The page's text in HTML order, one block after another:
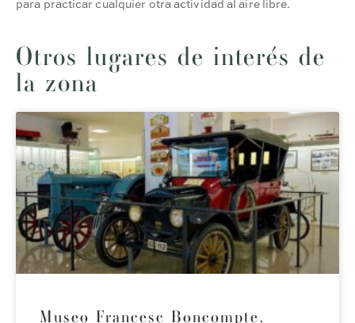
Otros lugares de interés de
la zona
Museo Francesc Boncompte,